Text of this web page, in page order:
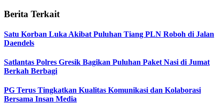
Berita Terkait
Satu Korban Luka Akibat Puluhan Tiang PLN Roboh di Jalan
Daendels
Satlantas Polres Gresik Bagikan Puluhan Paket Nasi di Jumat
Berkah Berbagi
PG Terus Tingkatkan Kualitas Komunikasi dan Kolaborasi
Bersama Insan Media